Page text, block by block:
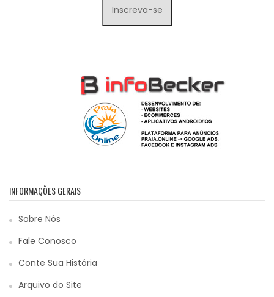
INFORMAÇÕES GERAIS
Sobre Nós
Fale Conosco
Conte Sua História
Arquivo do Site